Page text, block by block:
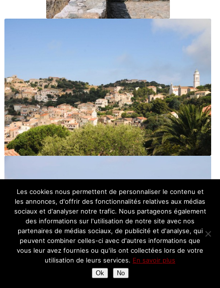
Les cookies nous permettent de personnaliser le contenu et
les annonces, d'offrir des fonctionnalités relatives aux médias
sociaux et d'analyser notre trafic. Nous partageons également
des informations sur l'utilisation de notre site avec nos
partenaires de médias sociaux, de publicité et d'analyse, qui
peuvent combiner celles-ci avec d'autres informations que
vous leur avez fournies ou qu'ils ont collectées lors de votre
utilisation de leurs services. En savoir plus
Ok No